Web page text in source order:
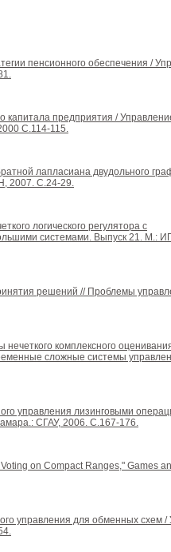
пенсионного обеспечения /
капитала предприятия /
С.114-115.
лапласиана двудольного
2007. С.24-29.
логического регулятора с
системами. Выпуск 21. М.:
решений // Проблемы
комплексного
сложные системы
управления лизинговыми
СГАУ, 2006. С.167-176.
on Compact Ranges," Games
управления для обменных схем /